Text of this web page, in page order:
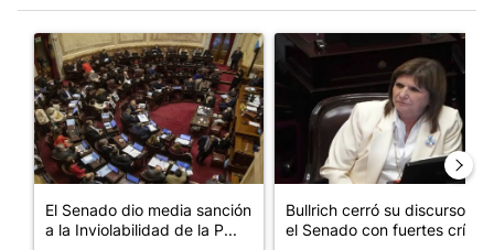
Un artículo de tendencia con el título "El Senado dio media
El Senado dio media sanción
a la Inviolabilidad de la P...
Un artículo de tendencia
Bullrich cerró su discurso en
el Senado con fuertes crí...